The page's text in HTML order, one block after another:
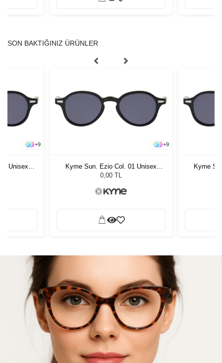
SON BAKTIĞINIZ ÜRÜNLER
+9
Unisex
+9
Kyme Sun. Ezio Col. 01 Unisex
Güneş Gözlüğü
0,00 TL
Kyme